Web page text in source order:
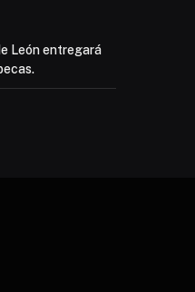
León entregará